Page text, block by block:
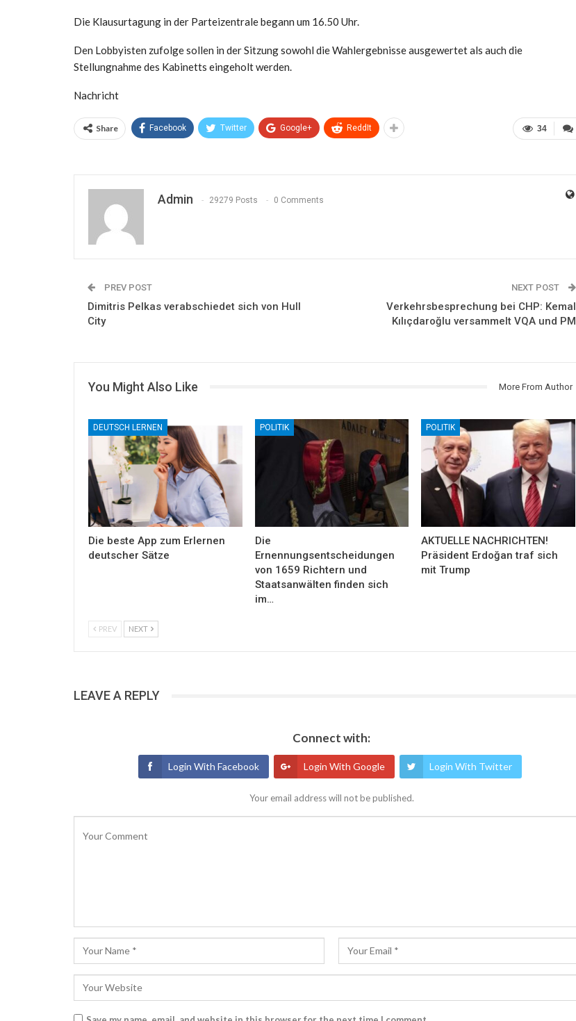
Die Klausurtagung in der Parteizentrale begann um 16.50 Uhr.
Den Lobbyisten zufolge sollen in der Sitzung sowohl die Wahlergebnisse ausgewertet als auch die
Stellungnahme des Kabinetts eingeholt werden.
Nachricht
34
Share Facebook Twitter Google+ ReddIt
Admin 29279 Posts 0 Comments
PREV POST
Dimitris Pelkas verabschiedet sich von Hull
City
NEXT POST
Verkehrsbesprechung bei CHP: Kemal
Kılıçdaroğlu versammelt VQA und PM
You Might Also Like More From Author
DEUTSCH LERNEN
Die beste App zum Erlernen
deutscher Sätze
POLITIK
Die
Ernennungsentscheidungen
von 1659 Richtern und
Staatsanwälten finden sich
im…
POLITIK
AKTUELLE NACHRICHTEN!
Präsident Erdoğan traf sich
mit Trump
PREV NEXT
LEAVE A REPLY
Connect with:
Login With Facebook Login With Google Login With Twitter
Your email address will not be published.